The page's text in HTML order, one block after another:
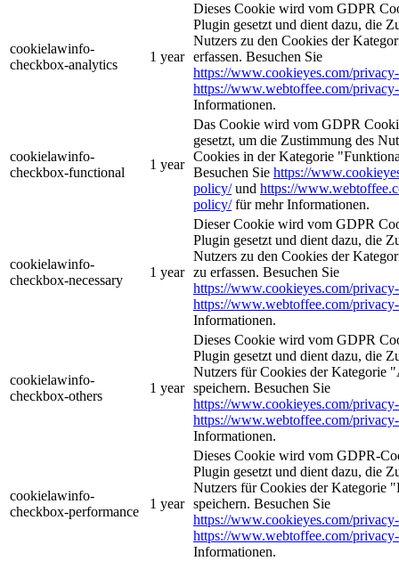
cookielawinfo-
checkbox-analytics
1 year
Dieses Cookie wird vom GDPR
Plugin gesetzt und dient dazu, die
Nutzers zu den Cookies der
erfassen. Besuchen Sie
https://www.cookieyes.com/
https://www.webtoffee.com/
Informationen.
cookielawinfo-
checkbox-functional
1 year
Das Cookie wird vom GDPR
gesetzt, um die Zustimmung des
Cookies in der Kategorie
Besuchen Sie https://
policy/und https://
policy/für mehr Informationen.
cookielawinfo-
checkbox-necessary
1 year
Dieser Cookie wird vom GDPR
Plugin gesetzt und dient dazu, die
Nutzers zu den Cookies der
zu erfassen. Besuchen Sie
https://www.cookieyes.com/
https://www.webtoffee.com/
Informationen.
cookielawinfo-
checkbox-others
1 year
Dieses Cookie wird vom GDPR
Plugin gesetzt und dient dazu, die
Nutzers für Cookies der Kategorie
speichern. Besuchen Sie
https://www.cookieyes.com/
https://www.webtoffee.com/
Informationen.
cookielawinfo-
checkbox-performance
1 year
Dieses Cookie wird vom GDPR-
Plugin gesetzt und dient dazu, die
Nutzers für Cookies der Kategorie
speichern. Besuchen Sie
https://www.cookieyes.com/
https://www.webtoffee.com/
Informationen.